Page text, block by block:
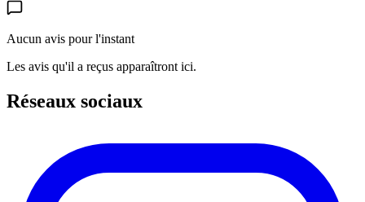
Aucun avis pour l'instant
Les avis qu'il a reçus apparaîtront ici.
Réseaux sociaux